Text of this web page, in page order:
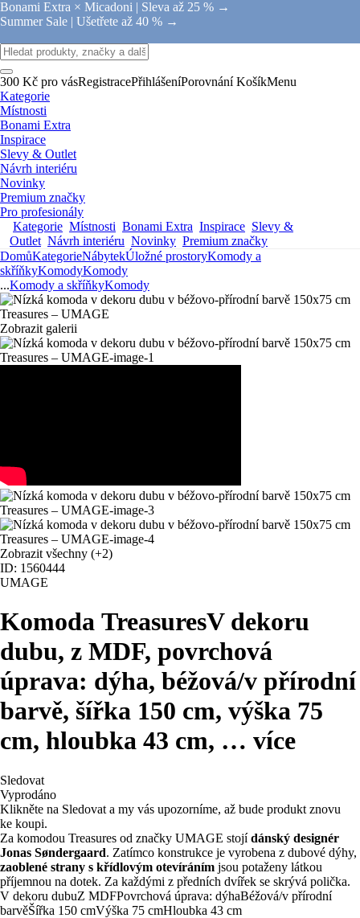
Bonami Extra × Micadoni | Sleva až 25 % →
Summer Sale | Ušetřete až 40 % →
300 Kč pro vásRegistracePřihlášeníPorovnání KošíkMenu
Kategorie
Místnosti
Bonami Extra
Inspirace
Slevy & Outlet
Návrh interiéru
Novinky
Premium značky
Pro profesionály
Kategorie Místnosti Bonami Extra Inspirace Slevy &
Outlet Návrh interiéru Novinky Premium značky
DomůKategorieNábytekÚložné prostoryKomody a
skříňkyKomodyKomody
...Komody a skříňkyKomody
Zobrazit galerii
Zobrazit všechny (+2)
ID: 1560444
UMAGE
Komoda TreasuresV dekoru
dubu, z MDF, povrchová
úprava: dýha, béžová/v přírodní
barvě, šířka 150 cm, výška 75
cm, hloubka 43 cm, … více
Sledovat
Vyprodáno
Klikněte na Sledovat a my vás upozorníme, až bude produkt znovu
ke koupi.
Za komodou Treasures od značky UMAGE stojídánský designér
Jonas Søndergaard. Zatímco konstrukce je vyrobena z dubové dýhy,
zaoblené strany s křídlovým otevíráním jsou potaženy látkou
příjemnou na dotek. Za každými z předních dvířek se skrývá polička.
V dekoru dubuZ MDFPovrchová úprava: dýhaBéžová/v přírodní
barvěŠířka 150 cmVýška 75 cmHloubka 43 cm